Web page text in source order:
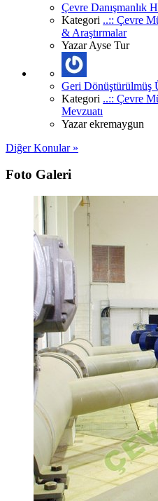
Çevre Danışmanlık
Kategori ..:: Çevre
& Araştırmalar
YazarAyse Tur
Geri Dönüştürülmüş
Kategori ..:: Çevre
Mevzuatı
Yazarekremaygun
Diğer Konular »
Foto Galeri